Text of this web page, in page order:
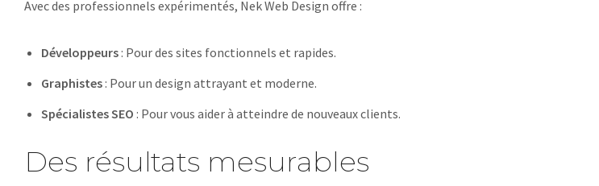
Avec des professionnels expérimentés, Nek Web Design offre :
Développeurs: Pour des sites fonctionnels et rapides.
Graphistes: Pour un design attrayant et moderne.
Spécialistes SEO : Pour vous aider à atteindre de nouveaux clients.
Des résultats mesurables